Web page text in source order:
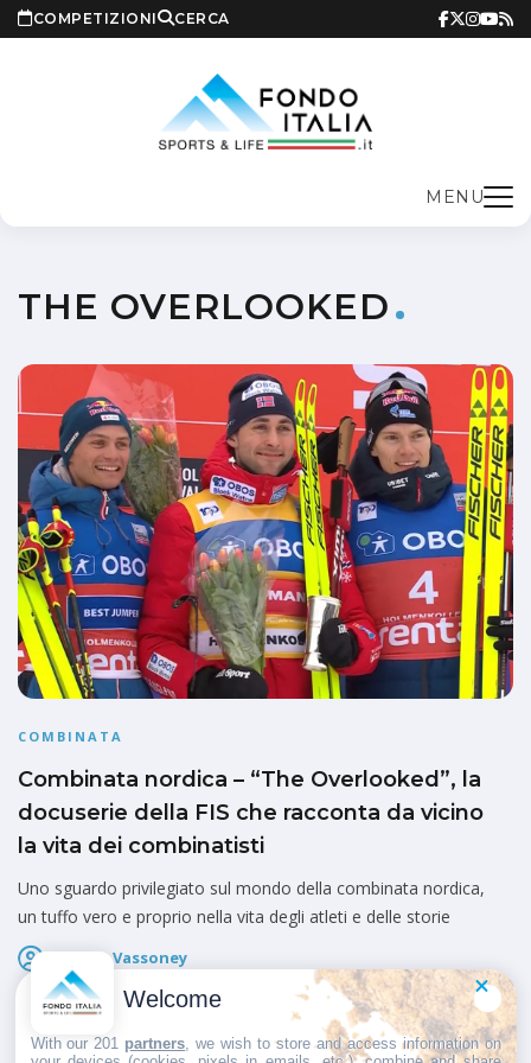
COMPETIZIONI CERCA
MENU
THE OVERLOOKED
COMBINATA
Combinata nordica – “The Overlooked”, la
docuserie della FIS che racconta da vicino
la vita dei combinatisti
Uno sguardo privilegiato sul mondo della combinata nordica,
un tuffo vero e proprio nella vita degli atleti e delle storie
Fausto Vassoney
Pubblicato il
Welcome
With our 201 partners , we wish to store and access information on